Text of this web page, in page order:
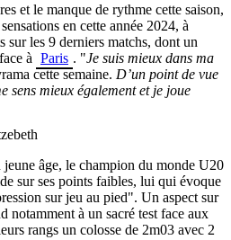
et le manque de rythme cette saison,
en cette année 2024, à
sur les 9 derniers matchs, dont un
à Paris . "Je suis mieux dans ma
cette semaine. D’un point de vue
sens mieux également et je joue
âge, le champion du monde U20
sur ses points faibles, lui qui évoque
sur jeu au pied". Un aspect sur
notamment à un sacré test face aux
rangs un colosse de 2m03 avec 2